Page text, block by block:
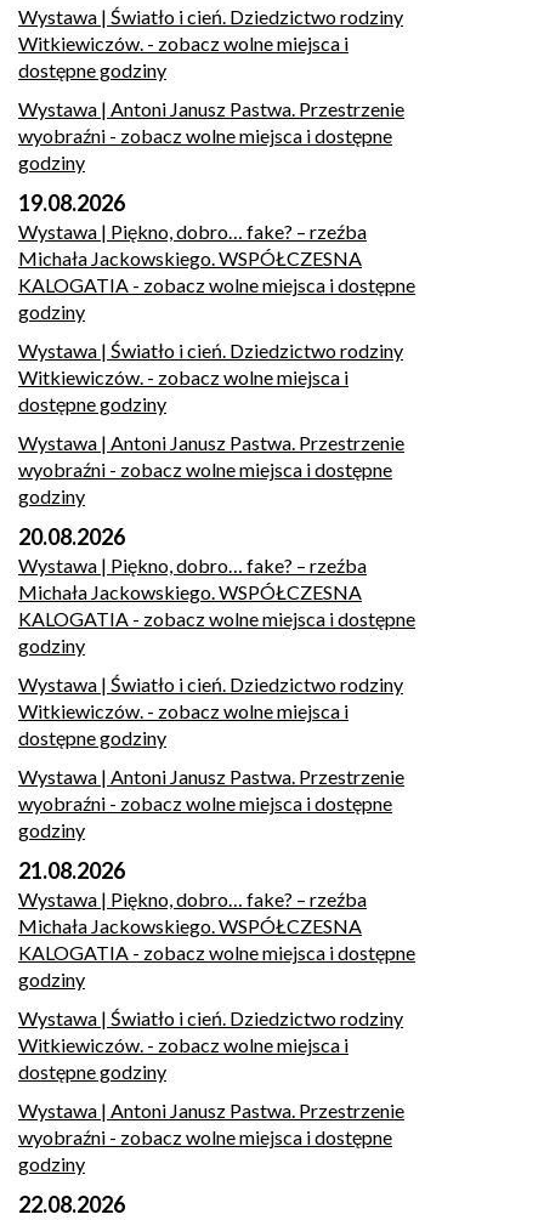
Wystawa | Światło i cień. Dziedzictwo rodziny
Witkiewiczów. - zobacz wolne miejsca i
dostępne godziny
Wystawa | Antoni Janusz Pastwa. Przestrzenie
wyobraźni - zobacz wolne miejsca i dostępne
godziny
19.08.2026
Wystawa | Piękno, dobro… fake? – rzeźba
Michała Jackowskiego. WSPÓŁCZESNA
KALOGATIA - zobacz wolne miejsca i dostępne
godziny
Wystawa | Światło i cień. Dziedzictwo rodziny
Witkiewiczów. - zobacz wolne miejsca i
dostępne godziny
Wystawa | Antoni Janusz Pastwa. Przestrzenie
wyobraźni - zobacz wolne miejsca i dostępne
godziny
20.08.2026
Wystawa | Piękno, dobro… fake? – rzeźba
Michała Jackowskiego. WSPÓŁCZESNA
KALOGATIA - zobacz wolne miejsca i dostępne
godziny
Wystawa | Światło i cień. Dziedzictwo rodziny
Witkiewiczów. - zobacz wolne miejsca i
dostępne godziny
Wystawa | Antoni Janusz Pastwa. Przestrzenie
wyobraźni - zobacz wolne miejsca i dostępne
godziny
21.08.2026
Wystawa | Piękno, dobro… fake? – rzeźba
Michała Jackowskiego. WSPÓŁCZESNA
KALOGATIA - zobacz wolne miejsca i dostępne
godziny
Wystawa | Światło i cień. Dziedzictwo rodziny
Witkiewiczów. - zobacz wolne miejsca i
dostępne godziny
Wystawa | Antoni Janusz Pastwa. Przestrzenie
wyobraźni - zobacz wolne miejsca i dostępne
godziny
22.08.2026